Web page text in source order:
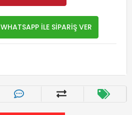
WHATSAPP İLE SİPARİŞ VER